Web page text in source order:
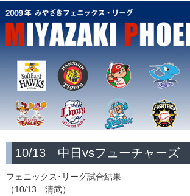
10/13 中日vsフューチャーズ
フェニックス･リーグ試合結果
（10/13 清武）